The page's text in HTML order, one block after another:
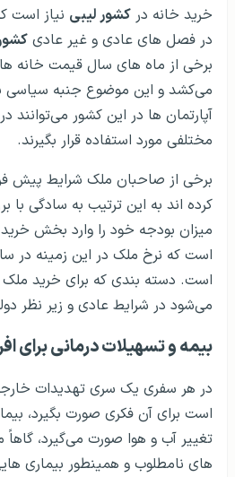
خرید خانه در کشور لیبی نیاز است
در فصل های عادی و غیر عادی
برخی از ماه های سال قیمت خانه
می‌کشد و این موضوع جنبه سیاسی
آپارتمان ها در این کشور می‌توانند
مختلفی مورد استفاده قرار بگیرند.
برخی از صاحبان ملک شرایط پیش
کرده اند به این ترتیب به سادگی
میزان بودجه خود را وارد بخش
است که نرخ ملک در این زمینه در
است. دسته بندی که برای خرید ملک
می‌شود در شرایط عادی و زیر نظر
بیمه و تسهیلات درمانی برای
در هر سفری یک سری تهدیدات
است برای آن فکری صورت بگیرد،
تغییر آب و هوا صورت می‌گیرد،
های نامطلوب و همینطور بیماری